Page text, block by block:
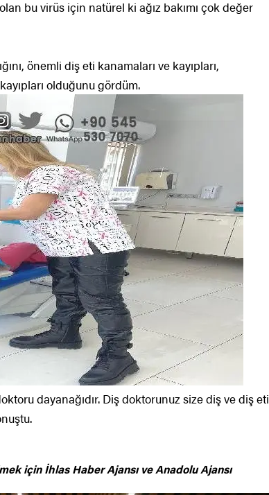
bu virüs için natürel ki ağız bakımı çok değer
önemli diş eti kanamaları ve kayıpları,
olduğunu gördüm.
dayanağıdır. Diş doktorunuz size diş ve diş eti
için İhlas Haber Ajansı ve Anadolu Ajansı